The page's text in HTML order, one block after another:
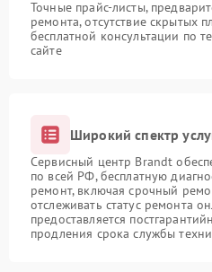
Точные прайс-листы,
ремонта, отсутствие скрытых
бесплатной консультации по
сайте
Широкий спектр
Сервисный центр Brandt
по всей РФ, бесплатную
ремонт, включая срочный
отслеживать статус ремонта
предоставляется
продления срока службы